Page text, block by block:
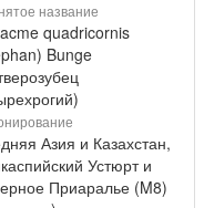
название
quadricornis
Bunge
Азия и Казахстан,
Устюрт и
Приаралье (M8)